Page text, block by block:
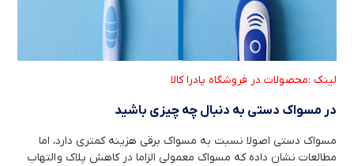
لینک :محصولات در فروشگاه پادرا کالا
در مسواک دستی به دنبال چه چیزی باشید
مسواک دستی اصولا نسبت به مسواک برقی هزینه کمتری دارد، اما
مطالعات نشان داده که مسواک معمولی الزاما در کاهش پلاک و التهاب